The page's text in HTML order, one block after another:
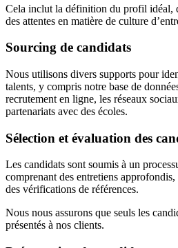
Cela inclut la définition du profil idéal,
des attentes en matière de culture
Sourcing de candidats
Nous utilisons divers supports pour
talents, y compris notre base de
recrutement en ligne, les réseaux
partenariats avec des écoles.
Sélection et évaluation des
Les candidats sont soumis à un
comprenant des entretiens approfondis,
des vérifications de références.
Nous nous assurons que seuls les
présentés à nos clients.